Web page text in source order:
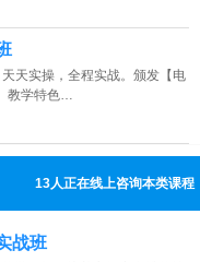
天实操，全程实战。颁发【电
教学特色…
13人正在线上咨询本类课程
战班